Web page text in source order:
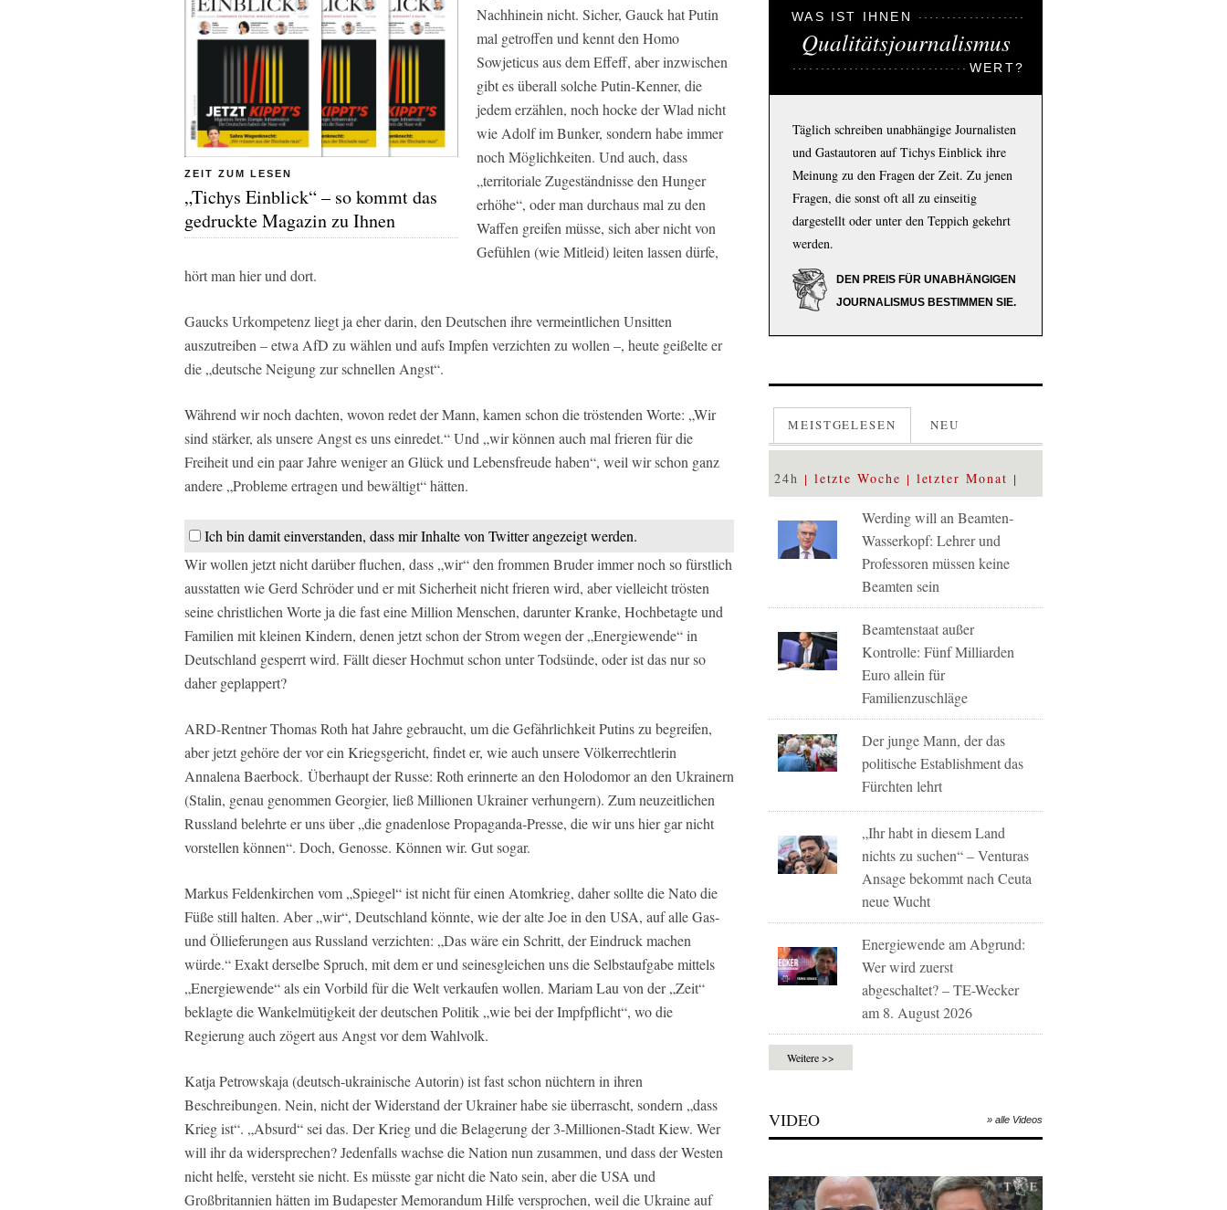
ZEIT ZUM LESEN
„Tichys Einblick“ – so kommt das
gedruckte Magazin zu Ihnen
Nachhinein nicht. Sicher, Gauck hat Putin
mal getroffen und kennt den Homo
Sowjeticus aus dem Effeff, aber inzwischen
gibt es überall solche Putin-Kenner, die
jedem erzählen, noch hocke der Wlad nicht
wie Adolf im Bunker, sondern habe immer
noch Möglichkeiten. Und auch, dass
„territoriale Zugeständnisse den Hunger
erhöhe“, oder man durchaus mal zu den
Waffen greifen müsse, sich aber nicht von
Gefühlen (wie Mitleid) leiten lassen dürfe,
hört man hier und dort.
Gaucks Urkompetenz liegt ja eher darin, den Deutschen ihre vermeintlichen Unsitten
auszutreiben – etwa AfD zu wählen und aufs Impfen verzichten zu wollen –, heute geißelte er
die „deutsche Neigung zur schnellen Angst“.
Während wir noch dachten, wovon redet der Mann, kamen schon die tröstenden Worte: „Wir
sind stärker, als unsere Angst es uns einredet.“ Und „wir können auch mal frieren für die
Freiheit und ein paar Jahre weniger an Glück und Lebensfreude haben“, weil wir schon ganz
andere „Probleme ertragen und bewältigt“ hätten.
Ich bin damit einverstanden, dass mir Inhalte von Twitter angezeigt werden.
Wir wollen jetzt nicht darüber fluchen, dass „wir“ den frommen Bruder immer noch so fürstlich
ausstatten wie Gerd Schröder und er mit Sicherheit nicht frieren wird, aber vielleicht trösten
seine christlichen Worte ja die fast eine Million Menschen, darunter Kranke, Hochbetagte und
Familien mit kleinen Kindern, denen jetzt schon der Strom wegen der „Energiewende“ in
Deutschland gesperrt wird. Fällt dieser Hochmut schon unter Todsünde, oder ist das nur so
daher geplappert?
ARD-Rentner Thomas Roth hat Jahre gebraucht, um die Gefährlichkeit Putins zu begreifen,
aber jetzt gehöre der vor ein Kriegsgericht, findet er, wie auch unsere Völkerrechtlerin
Annalena Baerbock. Überhaupt der Russe: Roth erinnerte an den Holodomor an den Ukrainern
(Stalin, genau genommen Georgier, ließ Millionen Ukrainer verhungern). Zum neuzeitlichen
Russland belehrte er uns über „die gnadenlose Propaganda-Presse, die wir uns hier gar nicht
vorstellen können“. Doch, Genosse. Können wir. Gut sogar.
Markus Feldenkirchen vom „Spiegel“ ist nicht für einen Atomkrieg, daher sollte die Nato die
Füße still halten. Aber „wir“, Deutschland könnte, wie der alte Joe in den USA, auf alle Gas-
und Öllieferungen aus Russland verzichten: „Das wäre ein Schritt, der Eindruck machen
würde.“ Exakt derselbe Spruch, mit dem er und seinesgleichen uns die Selbstaufgabe mittels
„Energiewende“ als ein Vorbild für die Welt verkaufen wollen. Mariam Lau von der „Zeit“
beklagte die Wankelmütigkeit der deutschen Politik „wie bei der Impfpflicht“, wo die
Regierung auch zögert aus Angst vor dem Wahlvolk.
Katja Petrowskaja (deutsch-ukrainische Autorin) ist fast schon nüchtern in ihren
Beschreibungen. Nein, nicht der Widerstand der Ukrainer habe sie überrascht, sondern „dass
Krieg ist“. „Absurd“ sei das. Der Krieg und die Belagerung der 3-Millionen-Stadt Kiew. Wer
will ihr da widersprechen? Jedenfalls wachse die Nation nun zusammen, und dass der Westen
nicht helfe, versteht sie nicht. Es müsste gar nicht die Nato sein, aber die USA und
Großbritannien hätten im Budapester Memorandum Hilfe versprochen, weil die Ukraine auf
WAS IST IHNEN
Qualitätsjournalismus
WERT?
Täglich schreiben unabhängige Journalisten
und Gastautoren auf Tichys Einblick ihre
Meinung zu den Fragen der Zeit. Zu jenen
Fragen, die sonst oft all zu einseitig
dargestellt oder unter den Teppich gekehrt
werden.
DEN PREIS FÜR UNABHÄNGIGEN
JOURNALISMUS BESTIMMEN SIE.
MEISTGELESEN NEU
24h letzte Woche letzter Monat
Werding will an Beamten-
Wasserkopf: Lehrer und
Professoren müssen keine
Beamten sein
Beamtenstaat außer
Kontrolle: Fünf Milliarden
Euro allein für
Familienzuschläge
Der junge Mann, der das
politische Establishment das
Fürchten lehrt
„Ihr habt in diesem Land
nichts zu suchen“ – Venturas
Ansage bekommt nach Ceuta
neue Wucht
Energiewende am Abgrund:
Wer wird zuerst
abgeschaltet? – TE-Wecker
am 8. August 2026
Weitere >>
VIDEO » alle Videos